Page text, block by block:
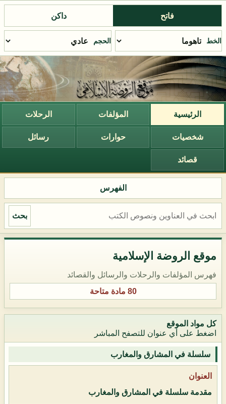
فاتح داكن
الخط الحجم
الرئيسية المؤلفات الرحلات
شخصيات حوارات رسائل
قصائد
الفهرس
بحث
موقع الروضة الإسلامية
فهرس المؤلفات والرحلات والرسائل والقصائد
80 مادة متاحة
كل مواد الموقع
اضغط على أي عنوان للتصفح المباشر
سلسلة في المشارق والمغارب
مقدمة سلسلة في المشارق والمغارب